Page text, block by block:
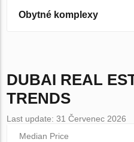
Obytné komplexy
DUBAI REAL
TRENDS
Last update: 31 Červenec 2026
Median Price